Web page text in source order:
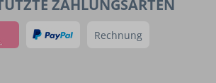
ZAHLUNGSARTEN
Rechnung